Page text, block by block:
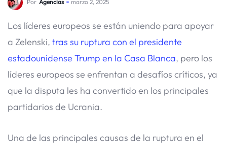
Por Agencias marzo 2, 2025
Los líderes europeos se están uniendo para apoyar
a Zelenski, tras su ruptura con el presidente
estadounidense Trump en la Casa Blanca, pero los
líderes europeos se enfrentan a desafíos críticos, ya
que la disputa les ha convertido en los principales
partidarios de Ucrania.
Una de las principales causas de la ruptura en el